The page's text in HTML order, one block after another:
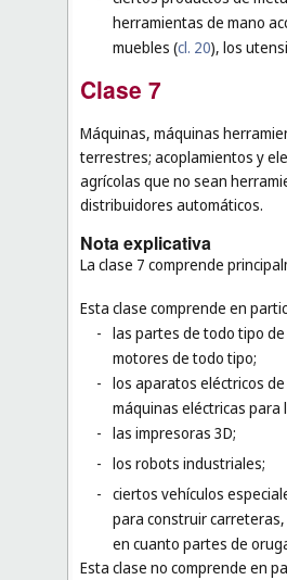
herramientas de mano
muebles (cl. 20), los
Clase 7
Máquinas, máquinas
terrestres; acoplamientos y
agrícolas que no sean
distribuidores automáticos.
Nota explicativa
La clase 7 comprende
Esta clase comprende en
- las partes de todo tipo
motores de todo tipo;
- los aparatos eléctricos
máquinas eléctricas
- las impresoras 3D;
- los robots industriales;
- ciertos vehículos
para construir
en cuanto partes de
Esta clase no comprende en